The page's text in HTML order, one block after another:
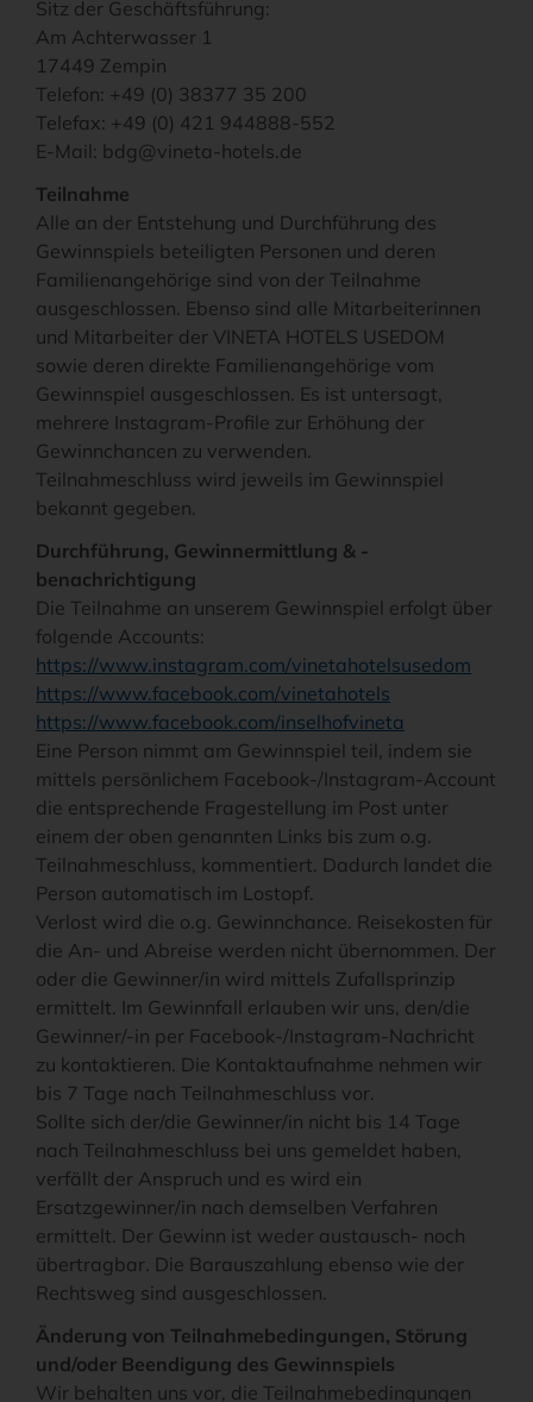
Sitz der Geschäftsführung:
Am Achterwasser 1
17449 Zempin
Telefon: +49 (0) 38377 35 200
Telefax: +49 (0) 421 944888-552
E-Mail: bdg@vineta-hotels.de
Teilnahme
Alle an der Entstehung und Durchführung des
Gewinnspiels beteiligten Personen und deren
Familienangehörige sind von der Teilnahme
ausgeschlossen. Ebenso sind alle Mitarbeiterinnen
und Mitarbeiter der VINETA HOTELS USEDOM
sowie deren direkte Familienangehörige vom
Gewinnspiel ausgeschlossen. Es ist untersagt,
mehrere Instagram-Profile zur Erhöhung der
Gewinnchancen zu verwenden.
Teilnahmeschluss wird jeweils im Gewinnspiel
bekannt gegeben.
Durchführung, Gewinnermittlung & -
benachrichtigung
Die Teilnahme an unserem Gewinnspiel erfolgt über
folgende Accounts:
https://www.instagram.com/vinetahotelsusedom
https://www.facebook.com/vinetahotels
https://www.facebook.com/inselhofvineta
Eine Person nimmt am Gewinnspiel teil, indem sie
mittels persönlichem Facebook-/Instagram-Account
die entsprechende Fragestellung im Post unter
einem der oben genannten Links bis zum o.g.
Teilnahmeschluss, kommentiert. Dadurch landet die
Person automatisch im Lostopf.
Verlost wird die o.g. Gewinnchance. Reisekosten für
die An- und Abreise werden nicht übernommen. Der
oder die Gewinner/in wird mittels Zufallsprinzip
ermittelt. Im Gewinnfall erlauben wir uns, den/die
Gewinner/-in per Facebook-/Instagram-Nachricht
zu kontaktieren. Die Kontaktaufnahme nehmen wir
bis 7 Tage nach Teilnahmeschluss vor.
Sollte sich der/die Gewinner/in nicht bis 14 Tage
nach Teilnahmeschluss bei uns gemeldet haben,
verfällt der Anspruch und es wird ein
Ersatzgewinner/in nach demselben Verfahren
ermittelt. Der Gewinn ist weder austausch- noch
übertragbar. Die Barauszahlung ebenso wie der
Rechtsweg sind ausgeschlossen.
Änderung von Teilnahmebedingungen, Störung
und/oder Beendigung des Gewinnspiels
Wir behalten uns vor, die Teilnahmebedingungen